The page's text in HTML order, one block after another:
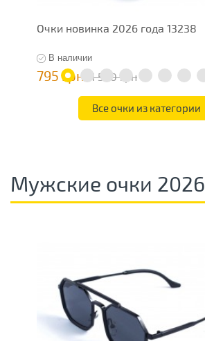
Очки новинка 2026 года 13238
В наличии
795 грн 1 590 грн
Все очки из категории
Мужские очки 2026